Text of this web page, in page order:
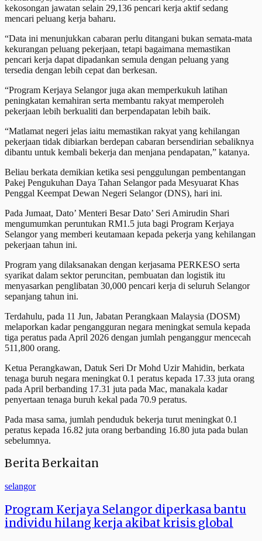
kekosongan jawatan selain 29,136 pencari kerja aktif sedang
mencari peluang kerja baharu.
“Data ini menunjukkan cabaran perlu ditangani bukan semata-mata
kekurangan peluang pekerjaan, tetapi bagaimana memastikan
pencari kerja dapat dipadankan semula dengan peluang yang
tersedia dengan lebih cepat dan berkesan.
“Program Kerjaya Selangor juga akan memperkukuh latihan
peningkatan kemahiran serta membantu rakyat memperoleh
pekerjaan lebih berkualiti dan berpendapatan lebih baik.
“Matlamat negeri jelas iaitu memastikan rakyat yang kehilangan
pekerjaan tidak dibiarkan berdepan cabaran bersendirian sebaliknya
dibantu untuk kembali bekerja dan menjana pendapatan,” katanya.
Beliau berkata demikian ketika sesi penggulungan pembentangan
Pakej Pengukuhan Daya Tahan Selangor pada Mesyuarat Khas
Penggal Keempat Dewan Negeri Selangor (DNS), hari ini.
Pada Jumaat, Dato’ Menteri Besar Dato’ Seri Amirudin Shari
mengumumkan peruntukan RM1.5 juta bagi Program Kerjaya
Selangor yang memberi keutamaan kepada pekerja yang kehilangan
pekerjaan tahun ini.
Program yang dilaksanakan dengan kerjasama PERKESO serta
syarikat dalam sektor peruncitan, pembuatan dan logistik itu
menyasarkan penglibatan 30,000 pencari kerja di seluruh Selangor
sepanjang tahun ini.
Terdahulu, pada 11 Jun, Jabatan Perangkaan Malaysia (DOSM)
melaporkan kadar pengangguran negara meningkat semula kepada
tiga peratus pada April 2026 dengan jumlah penganggur mencecah
511,800 orang.
Ketua Perangkawan, Datuk Seri Dr Mohd Uzir Mahidin, berkata
tenaga buruh negara meningkat 0.1 peratus kepada 17.33 juta orang
pada April berbanding 17.31 juta pada Mac, manakala kadar
penyertaan tenaga buruh kekal pada 70.9 peratus.
Pada masa sama, jumlah penduduk bekerja turut meningkat 0.1
peratus kepada 16.82 juta orang berbanding 16.80 juta pada bulan
sebelumnya.
Berita Berkaitan
selangor
Program Kerjaya Selangor diperkasa bantu
individu hilang kerja akibat krisis global